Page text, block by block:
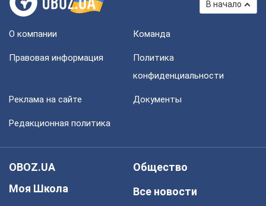
В начало
О компании Команда
Правовая информация
Политика
конфиденциальности
Реклама на сайте Документы
Редакционная политика
OBOZ.UA
Моя Школа
Общество
Все новости